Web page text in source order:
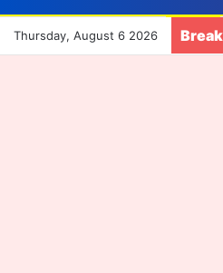
Thursday, August 6 2026